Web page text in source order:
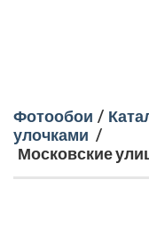
Фотообои /
улочками /
Московские